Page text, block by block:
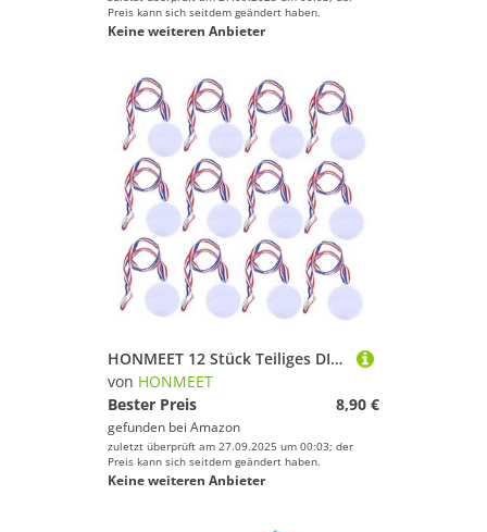
Preis kann sich seitdem geändert haben.
Keine weiteren Anbieter
HONMEET 12 Stück Teiliges DIY Medaillen mit Farbigen Kinderfreundlichen Bändern Leichte Sieger Auszeichnungen für Sportwettkämpfe Schulveranstaltungen und Festlichkeiten
von HONMEET
Bester Preis
8,90 €
gefunden bei Amazon
zuletzt überprüft am 27.09.2025 um 00:03; der
Preis kann sich seitdem geändert haben.
Keine weiteren Anbieter